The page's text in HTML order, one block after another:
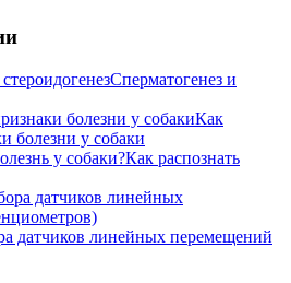
Сперматогенез и
Как
болезни у собаки
Как распознать
датчиков линейных перемещений